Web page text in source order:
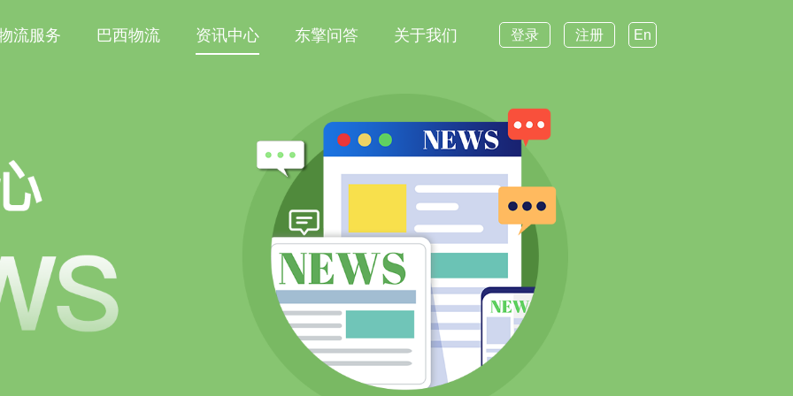
流服务 巴西物流 资讯中心 东擎问答 关于我们 登录 注册 En